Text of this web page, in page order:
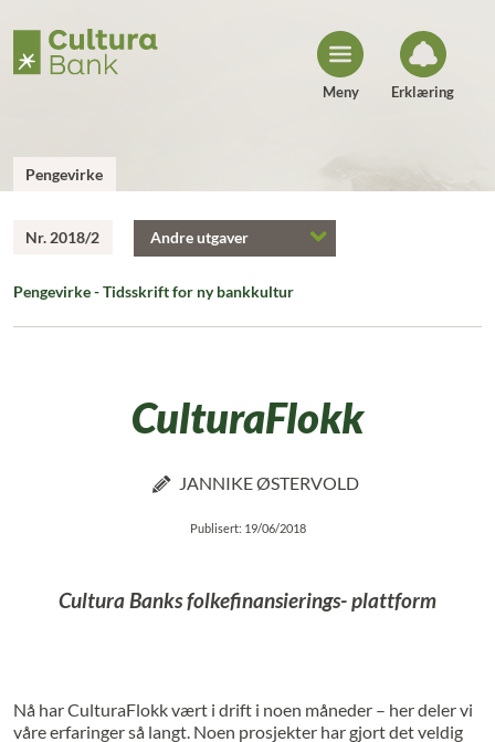
o
Meny Erklæring
Pengevirke
Nr. 2018/2 Andre utgaver
Pengevirke - Tidsskrift for ny bankkultur
CulturaFlokk
JANNIKE ØSTERVOLD
Publisert: 19/06/2018
Cultura Banks folkefinansierings- plattform
Nå har CulturaFlokk vært i drift i noen måneder – her deler vi
våre erfaringer så langt. Noen prosjekter har gjort det veldig